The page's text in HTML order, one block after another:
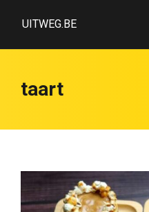
UITWEG.BE
taart